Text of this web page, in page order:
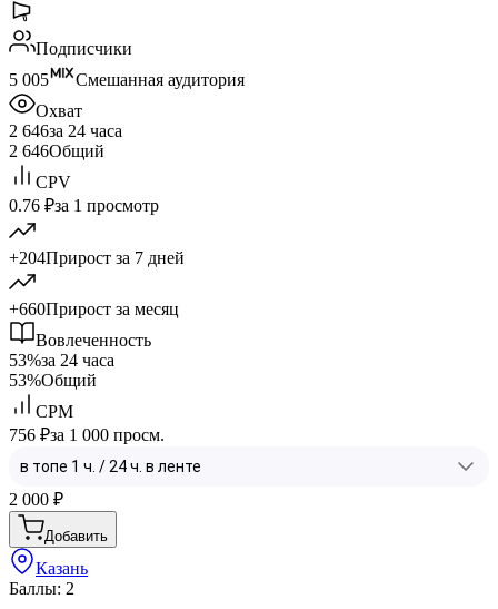
Подписчики
5 005
Смешанная аудитория
Охват
2 646за 24 часа
2 646Общий
CPV
0.76 ₽за 1 просмотр
+204Прирост за 7 дней
+660Прирост за месяц
Вовлеченность
53%за 24 часа
53%Общий
CPM
756 ₽за 1 000 просм.
2 000 ₽
Добавить
Казань
Баллы: 2